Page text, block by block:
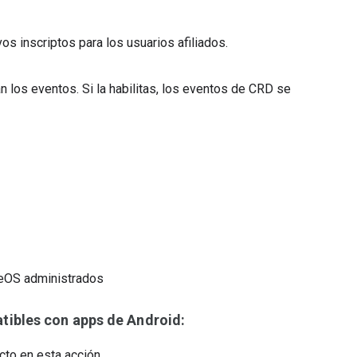
inscriptos para los usuarios afiliados.
los eventos. Si la habilitas, los eventos de CRD se
administrados
con apps de Android: